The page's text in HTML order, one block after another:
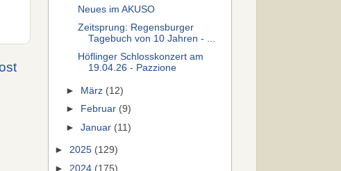
Neues im AKUSO
Zeitsprung: Regensburger
Tagebuch von 10 Jahren - ...
Höflinger Schlosskonzert am
19.04.26 - Pazzione
► März (12)
►
Februar (9)
►Januar (11)
► 2025 (129)
► 2024 (175)